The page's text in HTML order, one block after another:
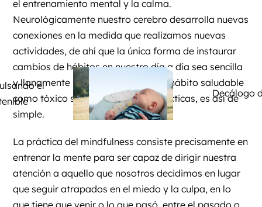
el entrenamiento mental y la calma.
Neurológicamente nuestro cerebro desarrolla nuevas
conexiones en la medida que realizamos nuevas
actividades, de ahí que la única forma de instaurar
cambios de hábitos en nuestro día a día sea sencilla
y llanamente practicarlos. Tanto un hábito saludable
como tóxico se hace fuerte si lo practicas, es así de
simple.
La práctica del mindfulness consiste precisamente en
entrenar la mente para ser capaz de dirigir nuestra
atención a aquello que nosotros decidimos en lugar
que seguir atrapados en el miedo y la culpa, en lo
que tiene que venir o lo que pasó, entre el pasado o
el
Decálogo